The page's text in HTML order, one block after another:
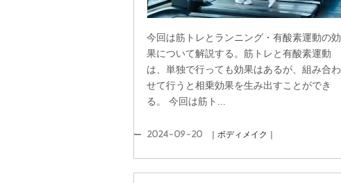
今回は筋トレとランニング・有酸素運動の効
果について解説する。筋トレと有酸素運動
は、単独で行っても効果はあるが、組み合わ
せて行うと相乗効果を生み出すことができ
る。 今回は筋ト...
2024-09-20 ｜ボディメイク｜